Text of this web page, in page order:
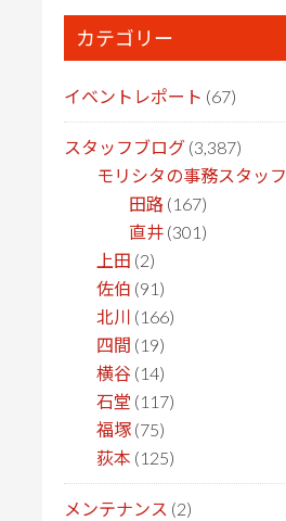
カテゴリー
イベントレポート (67)
スタッフブログ (3,387)
モリシタの事務スタッフ
田路 (167)
直井 (301)
上田 (2)
佐伯 (91)
北川 (166)
四間 (19)
横谷 (14)
石堂 (117)
福塚 (75)
荻本 (125)
メンテナンス (2)